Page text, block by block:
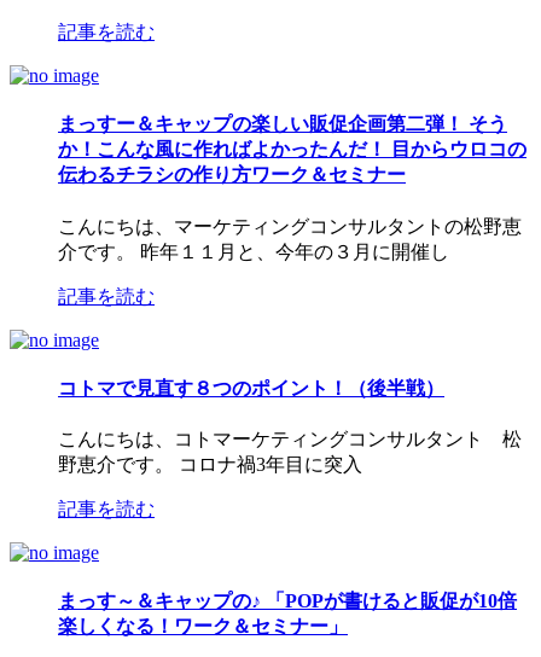
記事を読む
まっすー＆キャップの楽しい販促企画第二弾！ そう
か！こんな風に作ればよかったんだ！ 目からウロコの
伝わるチラシの作り方ワーク＆セミナー
こんにちは、マーケティングコンサルタントの松野恵
介です。 昨年１１月と、今年の３月に開催し
記事を読む
コトマで見直す８つのポイント！（後半戦）
こんにちは、コトマーケティングコンサルタント 松
野恵介です。 コロナ禍3年目に突入
記事を読む
まっす～＆キャップの♪ 「POPが書けると販促が10倍
楽しくなる！ワーク＆セミナー」